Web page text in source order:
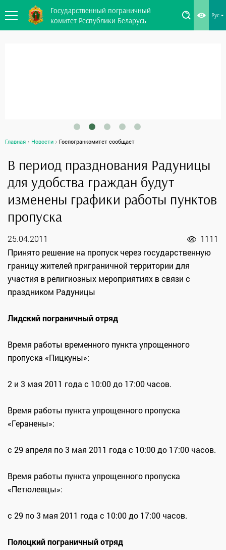
Государственный пограничный
комитет Республики Беларусь
Рус
Главная Новости Госпогранкомитет сообщает
В период празднования Радуницы
для удобства граждан будут
изменены графики работы пунктов
пропуска
25.04.2011 1111
Принято решение на пропуск через государственную
границу жителей приграничной территории для
участия в религиозных мероприятиях в связи с
праздником Радуницы
Лидский пограничный отряд
Время работы временного пункта упрощенного
пропуска «Пицкуны»:
2 и 3 мая 2011 года с 10:00 до 17:00 часов.
Время работы пункта упрощенного пропуска
«Геранены»:
с 29 апреля по 3 мая 2011 года с 10:00 до 17:00 часов.
Время работы пункта упрощенного пропуска
«Петюлевцы»:
с 29 по 3 мая 2011 года с 10:00 до 17:00 часов.
Полоцкий пограничный отряд